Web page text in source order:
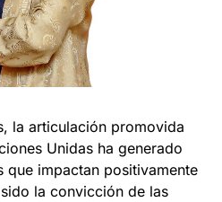
la articulación promovida
Unidas ha generado
que impactan positivamente
la convicción de las